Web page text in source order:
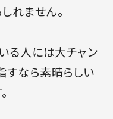
れません。
る人には大チャン
すなら素晴らしい